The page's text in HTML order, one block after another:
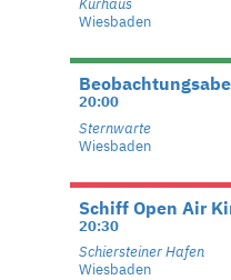
Kurhaus
Wiesbaden
20:00
Sternwarte
Wiesbaden
Schiff Open Air
20:30
Schiersteiner Hafen
Wiesbaden